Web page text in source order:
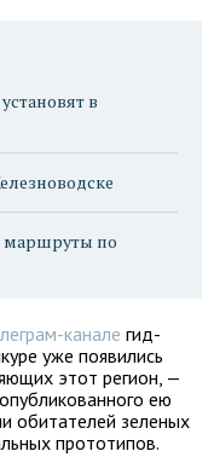
в
маршруты по
канале гид-
уже появились
этот регион, —
ею
обитателей зеленых
прототипов.